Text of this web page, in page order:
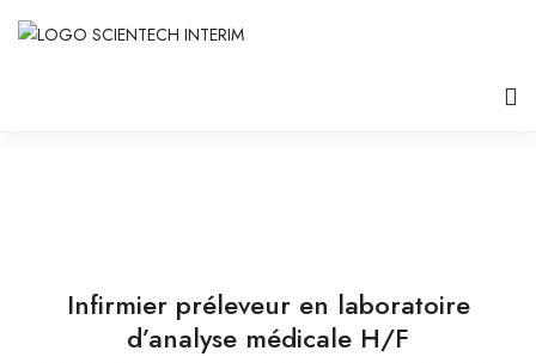
Infirmier préleveur en laboratoire
d’analyse médicale H/F